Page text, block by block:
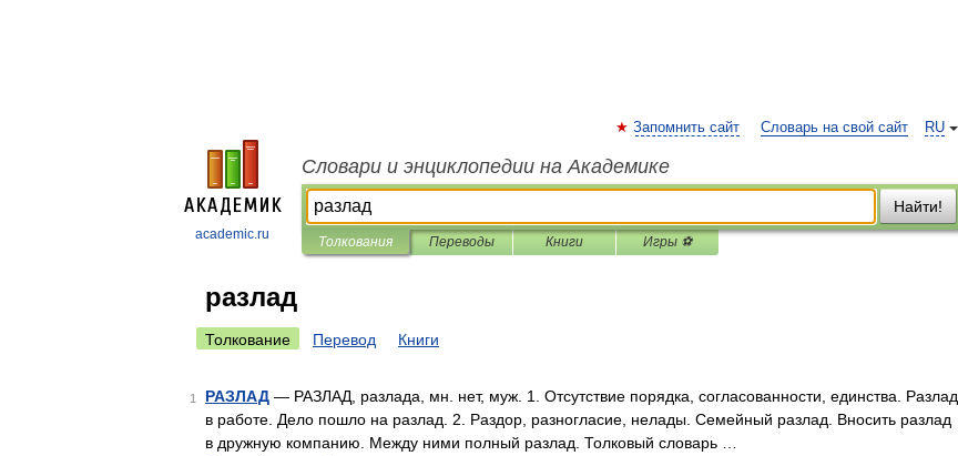
academic.ru
RU
Запомнить сайт Словарь на свой сайт
Словари и энциклопедии на Академике
Найти!
Толкования Переводы Книги Игры ⚽
разлад
Толкование Перевод Книги
1 РАЗЛАД — РАЗЛАД, разлада, мн. нет, муж. 1. Отсутствие порядка, согласованности, единства. Разлад
в работе. Дело пошло на разлад. 2. Раздор, разногласие, нелады. Семейный разлад. Вносить разлад
в дружную компанию. Между ними полный разлад. Толковый словарь …